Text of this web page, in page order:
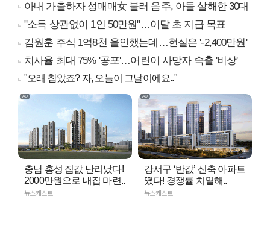
아내 가출하자 성매매女 불러 음주, 아들 살해한 30대
"소득 상관없이 1인 50만원"…이달 초 지급 목표
김원훈 주식 1억8천 올인했는데…현실은 '-2,400만원'
치사율 최대 75% '공포'…어린이 사망자 속출 '비상'
"오래 참았죠? 자, 오늘이 그날이에요.."
충남 홍성 집값 난리났다!
2000만원으로 내집 마련..
뉴스캐스트
강서구 ‘반값’ 신축 아파트
떴다! 경쟁률 치열해..
뉴스캐스트